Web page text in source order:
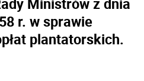
r. w sprawie
plantatorskich.